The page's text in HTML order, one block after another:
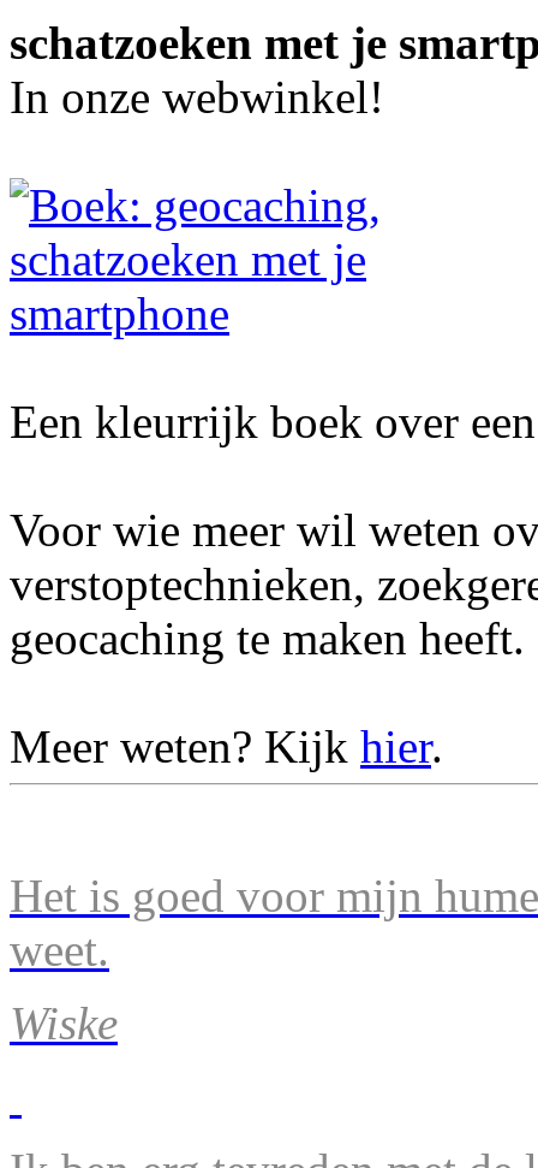
schatzoeken met je
In onze webwinkel!
Een kleurrijk boek over
Voor wie meer wil weten
verstoptechnieken,
geocaching te maken heeft.
Meer weten? Kijk hier.
Het is goed voor mijn
weet.
Wiske